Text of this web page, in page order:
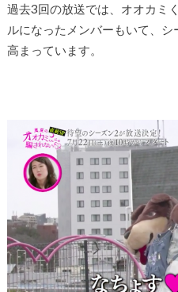
過去3回の放送では、オオカミ
ルになったメンバーもいて、
高まっています。